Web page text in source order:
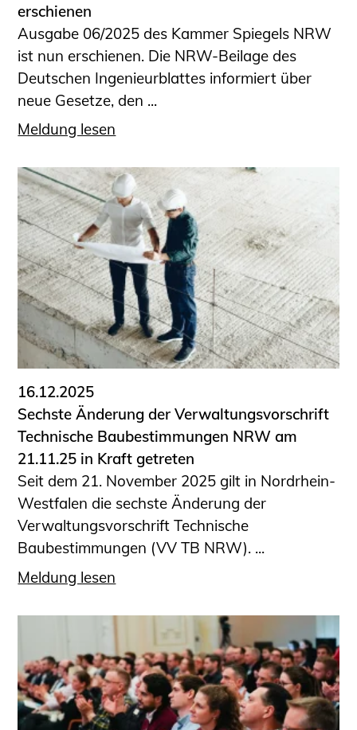
Kontakt und Anfahrt
Impressum
Datenschutz
Ingenieurakademie West
erschienen
Ausgabe 06/2025 des Kammer Spiegels NRW
ist nun erschienen. Die NRW-Beilage des
Deutschen Ingenieurblattes informiert über
neue Gesetze, den ...
Meldung lesen
16.12.2025
Sechste Änderung der Verwaltungsvorschrift
Technische Baubestimmungen NRW am
21.11.25 in Kraft getreten
Seit dem 21. November 2025 gilt in Nordrhein-
Westfalen die sechste Änderung der
Verwaltungsvorschrift Technische
Baubestimmungen (VV TB NRW). ...
Meldung lesen